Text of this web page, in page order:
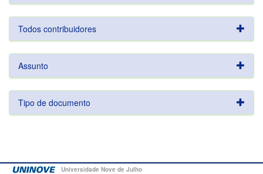
Todos contribuidores
Assunto
Tipo de documento
Universidade Nove de Julho